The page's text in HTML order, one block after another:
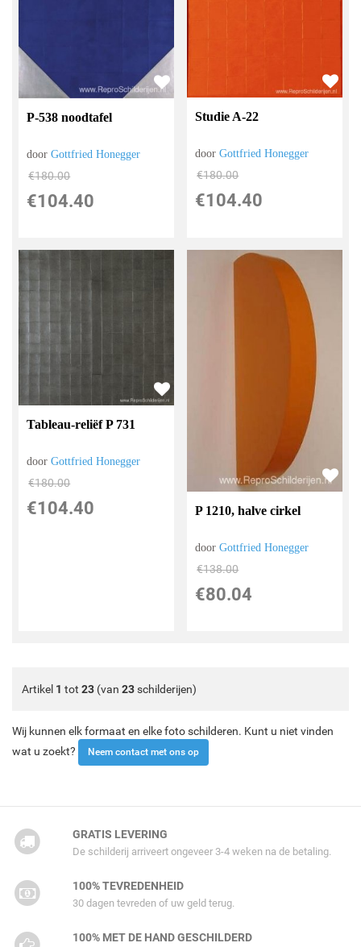
P-538 noodtafel
doorGottfried Honegger
€180.00
€104.40
Studie A-22
doorGottfried Honegger
€180.00
€104.40
Tableau-reliëf P 731
doorGottfried Honegger
€180.00
€104.40 P 1210, halve cirkel
doorGottfried Honegger
€138.00
€80.04
Artikel 1 tot 23 (van 23schilderijen)
Wij kunnen elk formaat en elke foto schilderen. Kunt u niet vinden
wat u zoekt?
Neem contact met ons op
GRATIS LEVERING
De schilderij arriveert ongeveer 3-4 weken na de betaling.
100% TEVREDENHEID
30 dagen tevreden of uw geld terug.
100% MET DE HAND GESCHILDERD